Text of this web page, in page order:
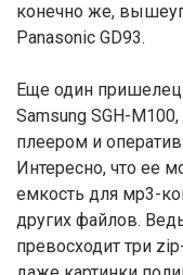
конечно же,
Panasonic GD93.
Еще один пришелец
Samsung SGH-
плеером и
Интересно, что ее
емкость для мр3-
других файлов.
превосходит три